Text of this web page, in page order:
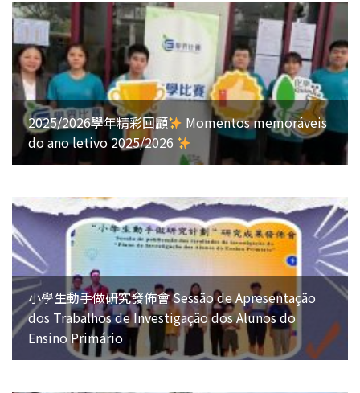
2025/2026學年精彩回顧
Momentos memoráveis
do ano letivo 2025/2026
小學生動手做研究發佈會 Sessão de Apresentação
dos Trabalhos de Investigação dos Alunos do
Ensino Primário